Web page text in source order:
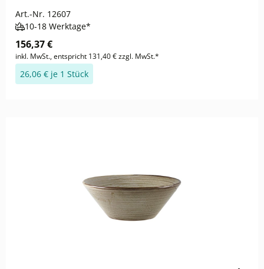
Art.-Nr. 12607
10-18 Werktage*
156,37 €
inkl. MwSt., entspricht 131,40 € zzgl. MwSt.*
26,06 € je 1 Stück